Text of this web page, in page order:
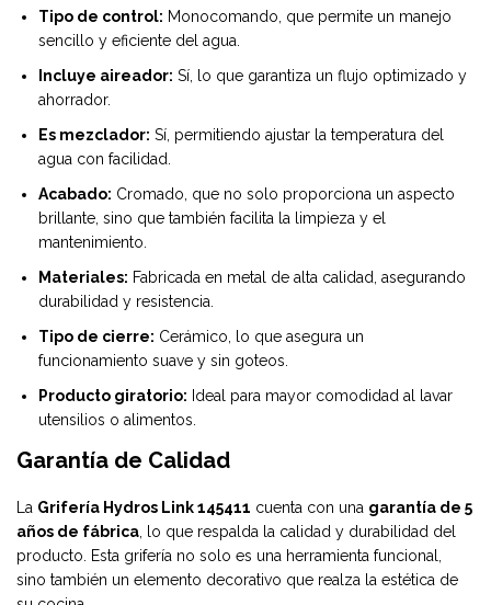
Tipo de control: Monocomando, que permite un manejo
sencillo y eficiente del agua.
Incluye aireador: Sí, lo que garantiza un flujo optimizado y
ahorrador.
Es mezclador: Sí, permitiendo ajustar la temperatura del
agua con facilidad.
Acabado: Cromado, que no solo proporciona un aspecto
brillante, sino que también facilita la limpieza y el
mantenimiento.
Materiales: Fabricada en metal de alta calidad, asegurando
durabilidad y resistencia.
Tipo de cierre: Cerámico, lo que asegura un
funcionamiento suave y sin goteos.
Producto giratorio: Ideal para mayor comodidad al lavar
utensilios o alimentos.
Garantía de Calidad
La Grifería Hydros Link 145411 cuenta con una garantía de 5
años de fábrica , lo que respalda la calidad y durabilidad del
producto. Esta grifería no solo es una herramienta funcional,
sino también un elemento decorativo que realza la estética de